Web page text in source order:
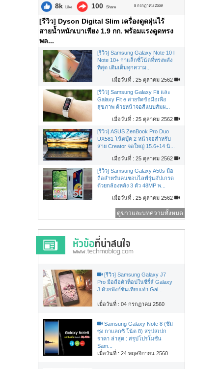
8k Like 100 Share 8 กรกฎาคม 2559
[รีวิว] Dyson Digital Slim เครื่องดูดฝุ่นไร้
สายน้ำหนักเบาเพียง 1.9 กก. พร้อมแรงดูดทรง
พล...
[รีวิว] Samsung Galaxy Note 10 l
Note 10+ กาแล็กซี่โน้ตที่ทรงพลัง
ที่สุด เติมเต็มทุกความ...
เมื่อวันที่ : 25 ตุลาคม 2562
[รีวิว] Samsung Galaxy Fit และ
Galaxy Fit e สายรัดข้อมือเพื่อ
สุขภาพ ด้วยหน้าจอสีแบบสัมผ...
เมื่อวันที่ : 25 ตุลาคม 2562
[รีวิว] ASUS ZenBook Pro Duo
UX581 โน้ตบุ๊ค 2 หน้าจอสำหรับ
สาย Creator จอใหญ่ 15.6+14 นิ...
เมื่อวันที่ : 25 ตุลาคม 2562
[รีวิว] Samsung Galaxy A50s มือ
ถือสำหรับคนชอบไลฟ์รุ่นอัปเกรด
ด้วยกล้องหลัง 3 ตัว 48MP พ...
เมื่อวันที่ : 25 ตุลาคม 2562
ดูข่าวและบทความทั้งหมด
[รีวิว] Samsung Galaxy J7
Pro มือถือตัวท็อปในซีรี่ส์ Galaxy
J ด้วยฟังก์ชันเทียบเท่า Gal...
เมื่อวันที่ : 04 กรกฏาคม 2560
Samsung Galaxy Note 8 (ซัม
ซุง กาแลกซี่ โน้ต 8) สรุปสเปก
ราคา ล่าสุด : สรุปโปรโมชั่น
Sam...
เมื่อวันที่ : 24 พฤศจิกายน 2560